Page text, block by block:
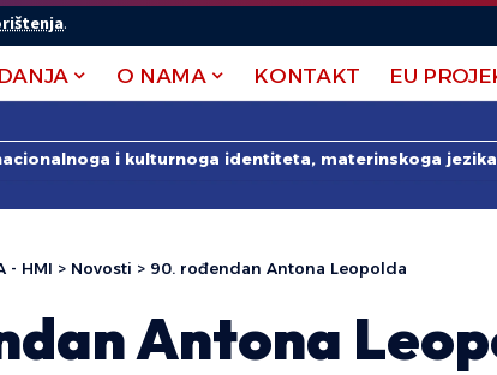
.
O NAMA KONTAKT EU
i kulturnoga identiteta, materinskoga
- HMI > Novosti > 90. rođendan Antona Leopolda
Antona